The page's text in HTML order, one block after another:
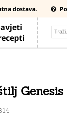
dostava.
Genesis